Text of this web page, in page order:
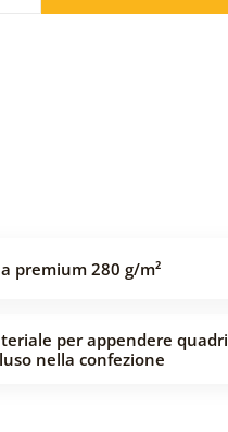
premium 280 g/m²
per appendere quadri
nella confezione